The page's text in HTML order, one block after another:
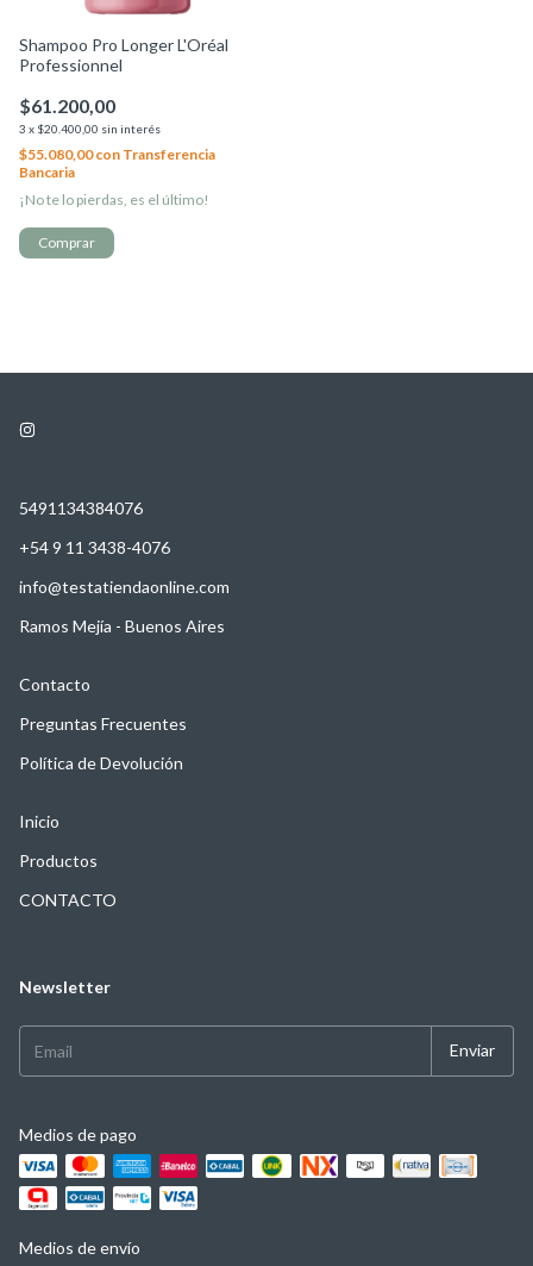
Shampoo Pro Longer L'Oréal
Professionnel
$61.200,00
3 x $20.400,00 sin interés
$55.080,00con Transferencia
Bancaria
¡No te lo pierdas, es el último!
5491134384076
+54 9 11 3438-4076
info@testatiendaonline.com
Ramos Mejía - Buenos Aires
Contacto
Preguntas Frecuentes
Política de Devolución
Inicio
Productos
CONTACTO
Newsletter
Medios de pago
Medios de envío